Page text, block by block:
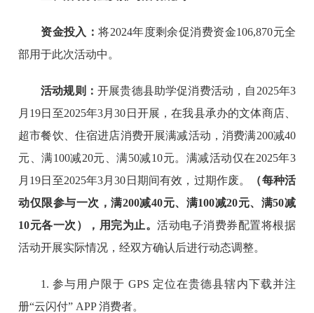
资金投入：将2024年度剩余促消费资金106,870元全
部用于此次活动中。
活动规则： 开展贵德县助学促消费活动，自2025年3
月19日至2025年3月30日开展，在我县承办的文体商店、
超市餐饮、住宿进店消费开展满减活动，消费满200减40
元、满100减20元、满50减10元。满减活动仅在2025年3
月19日至2025年3月30日期间有效，过期作废。
（每种活
动仅限参与一次，满200减40元、满100减20元、满50减
10元各一次），用完为止。活动电子消费券配置将根据
活动开展实际情况，经双方确认后进行动态调整。
1. 参与用户限于 GPS 定位在贵德县辖内下载并注
册“云闪付” APP 消费者。